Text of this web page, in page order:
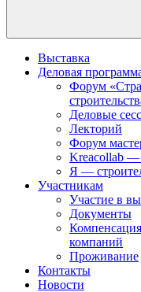
Выставка
Деловая
Форум
Деловые
Лекторий
Форум
Kreacollab —
Я —
Участникам
Участие в
Документы
Компенсация
компаний
Проживание
Контакты
Новости